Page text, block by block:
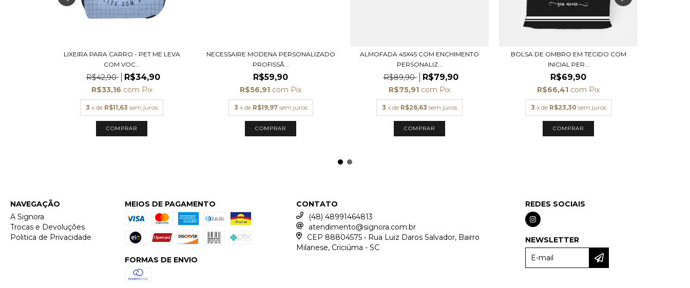
LIXEIRA PARA CARRO - PET ME LEVA
COM VOC...
R$42,90 R$34,90
R$33,16 com Pix
3 x de R$11,63 sem juros
COMPRAR
NECESSAIRE MODENA PERSONALIZADO
PROFISSÃ...
R$59,90
R$56,91 com Pix
3 x de R$19,97 sem juros
COMPRAR
ALMOFADA 45X45 COM ENCHIMENTO
PERSONALIZ...
R$89,90 R$79,90
R$75,91 com Pix
3 x de R$26,63 sem juros
COMPRAR
BOLSA DE OMBRO EM TECIDO COM
INICIAL PER...
R$69,90
R$66,41 com Pix
3 x de R$23,30 sem juros
COMPRAR
NAVEGAÇÃO
A Signora
Trocas e Devoluções
Politica de Privacidade
MEIOS DE PAGAMENTO
FORMAS DE ENVIO
CONTATO
(48) 48991464813
atendimento@signora.com.br
CEP 88804575 • Rua Luiz Daros Salvador, Bairro
Milanese, Criciúma - SC
REDES SOCIAIS
NEWSLETTER